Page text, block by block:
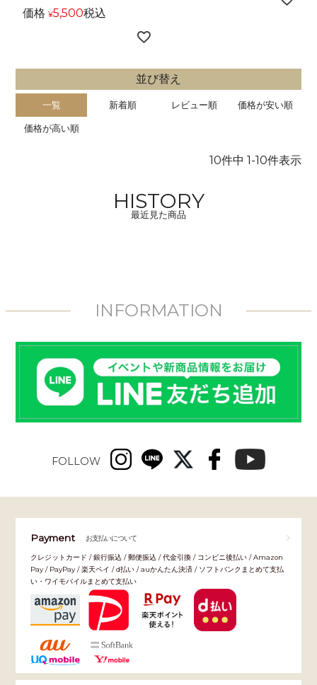
価格 ¥5,500税込
並び替え
一覧 新着順 レビュー順 価格が安い順
価格が高い順
10件中 1 -10件表示
HISTORY
最近見た商品
INFORMATION
FOLLOW
Payment お支払いについて
クレジットカード / 銀行振込 / 郵便振込 / 代金引換 / コンビニ後払い / Amazon
Pay / PayPay / 楽天ペイ / d払い / auかんたん決済 / ソフトバンクまとめて支払
い・ワイモバイルまとめて支払い